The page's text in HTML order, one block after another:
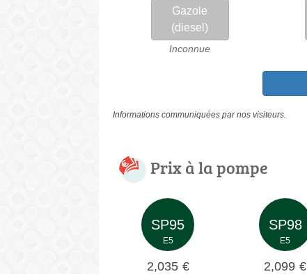
Gazole
(diesel)
Inconnue
Informations communiquées par nos visiteurs.
Prix à la pompe
SP95
E5
2,035 €
SP98
E5
2,099 €